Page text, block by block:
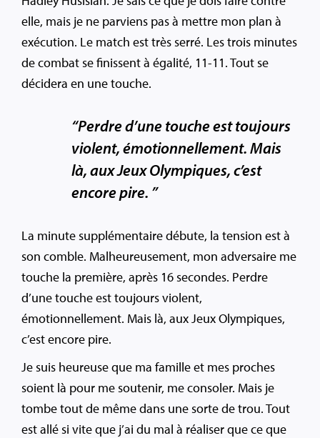
elle, mais je ne parviens pas à mettre mon plan à
exécution. Le match est très serré. Les trois minutes
de combat se finissent à égalité, 11-11. Tout se
décidera en une touche.
“Perdre d’une touche est toujours
violent, émotionnellement. Mais
là, aux Jeux Olympiques, c’est
encore pire. ”
La minute supplémentaire débute, la tension est à
son comble. Malheureusement, mon adversaire me
touche la première, après 16 secondes. Perdre
d’une touche est toujours violent,
émotionnellement. Mais là, aux Jeux Olympiques,
c’est encore pire.
Je suis heureuse que ma famille et mes proches
soient là pour me soutenir, me consoler. Mais je
tombe tout de même dans une sorte de trou. Tout
est allé si vite que j’ai du mal à réaliser que ce que